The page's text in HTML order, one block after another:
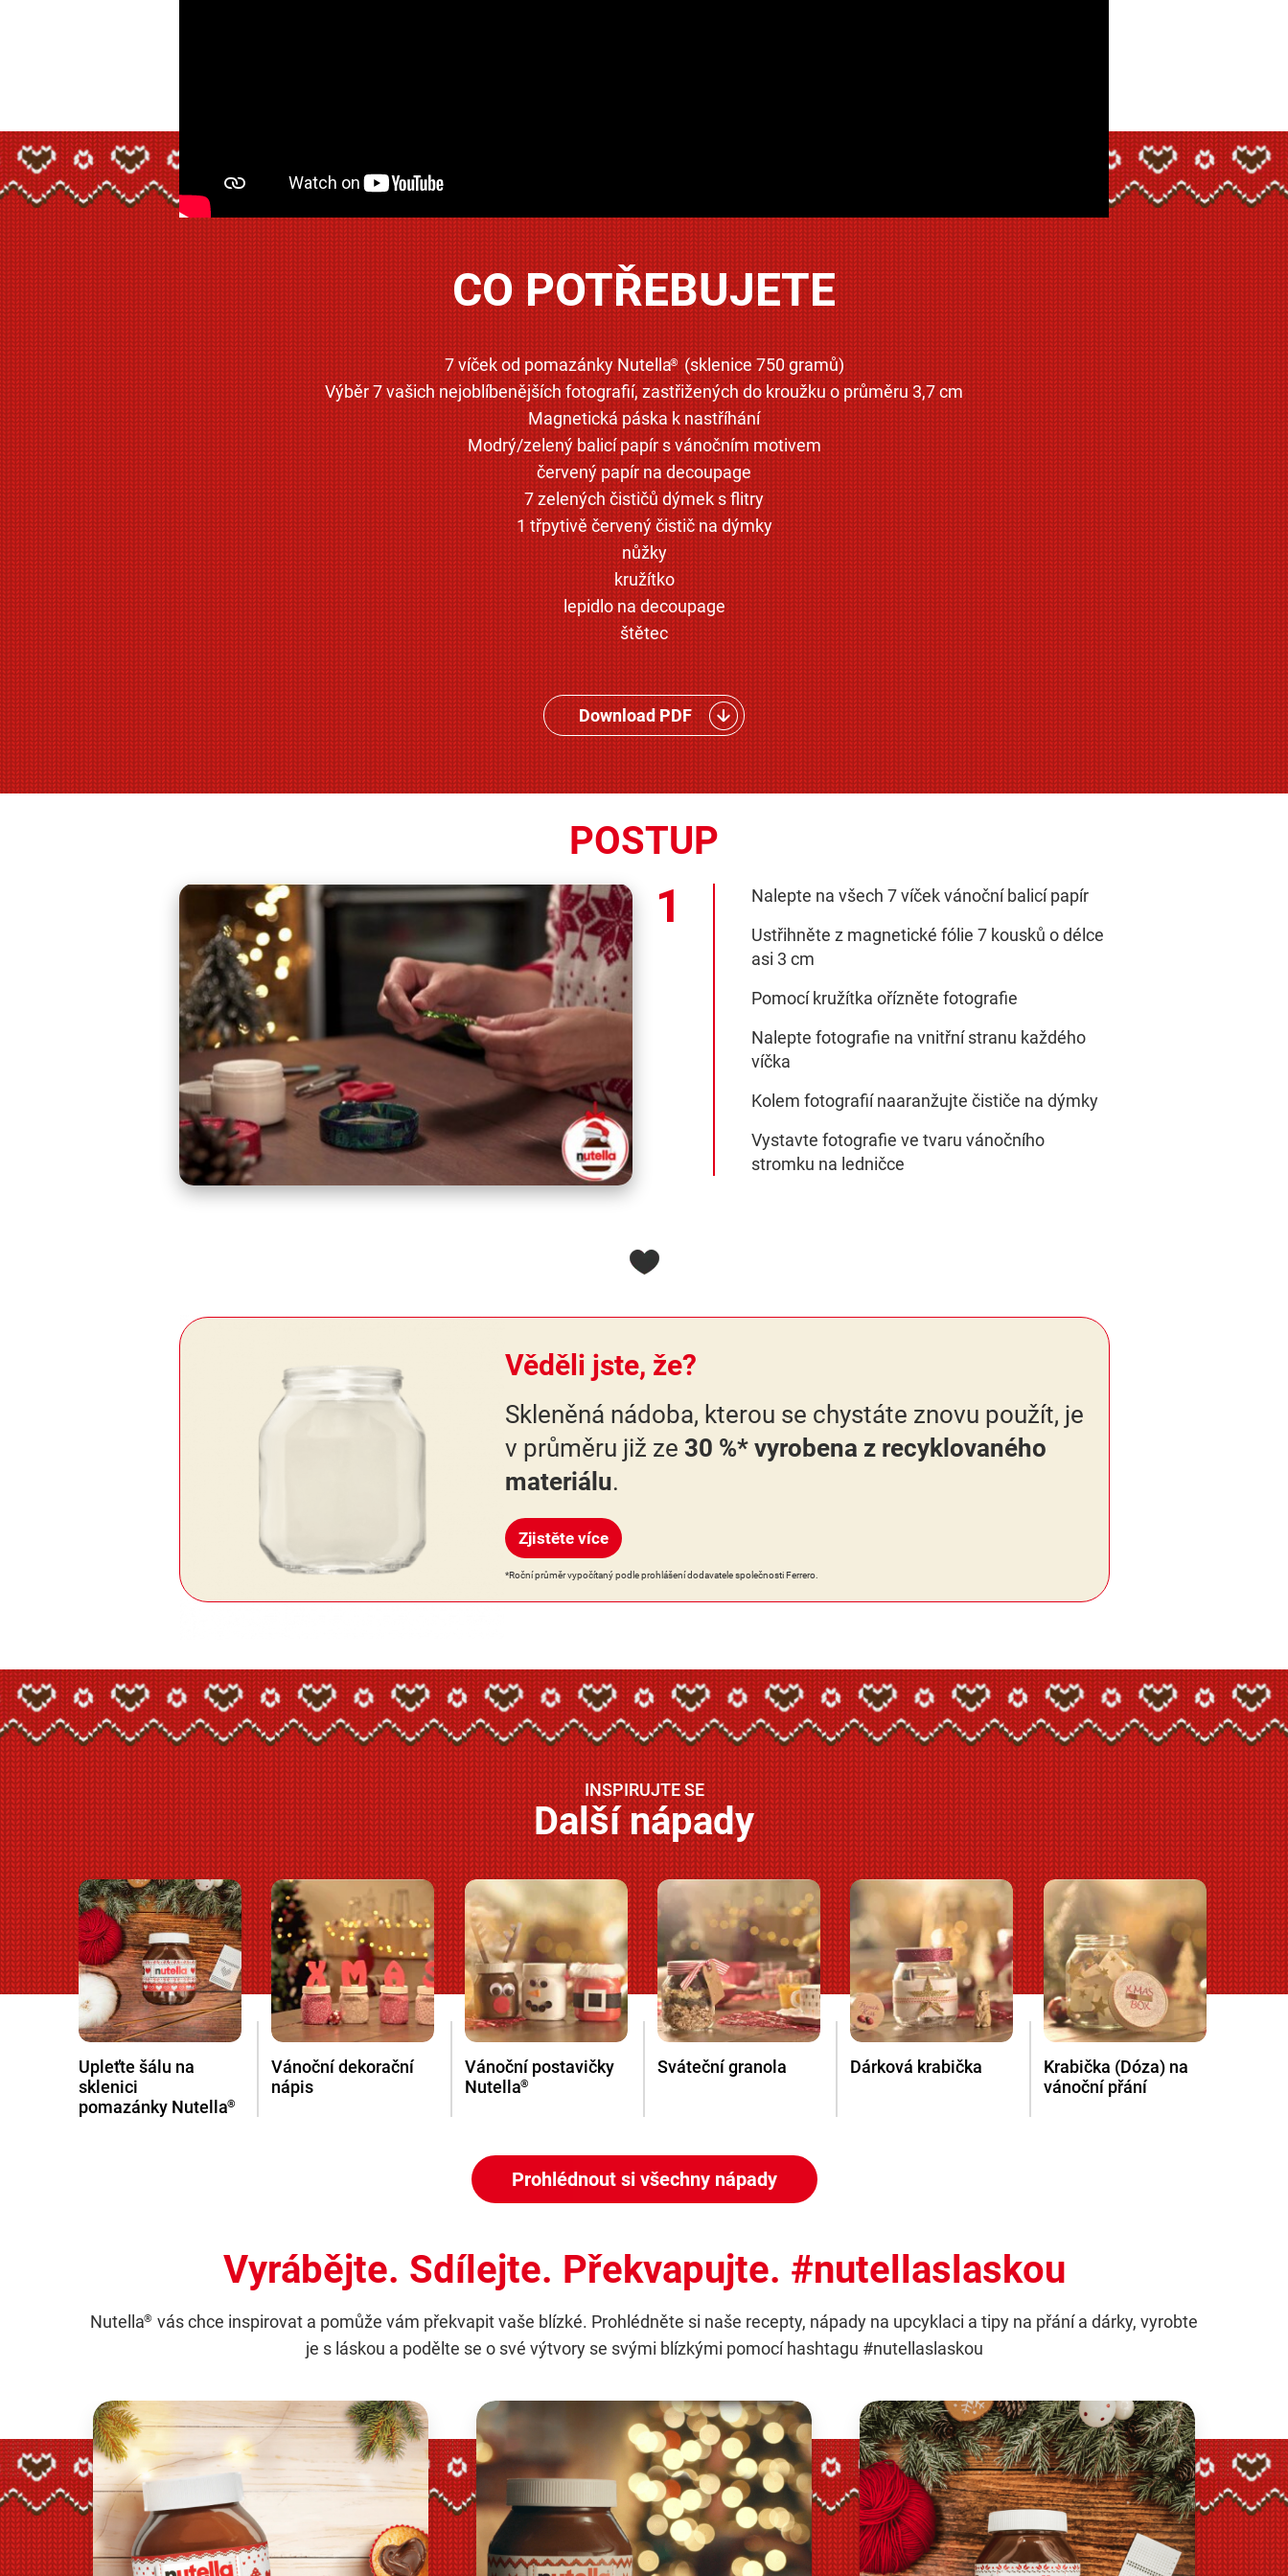
CO POTŘEBUJETE
7 víček od pomazánky Nutella®(sklenice 750 gramů)
Výběr 7 vašich nejoblíbenějších fotografií, zastřižených do kroužku o průměru 3,7 cm
Magnetická páska k nastříhání
Modrý/zelený balicí papír s vánočním motivem
červený papír na decoupage
7 zelených čističů dýmek s flitry
1 třpytivě červený čistič na dýmky
nůžky
kružítko
lepidlo na decoupage
štětec
Download PDF
POSTUP
Nalepte na všech 7 víček vánoční balicí papír
Ustřihněte z magnetické fólie 7 kousků o délce
asi 3 cm
Pomocí kružítka ořízněte fotografie
Nalepte fotografie na vnitřní stranu každého
víčka
Kolem fotografií naaranžujte čističe na dýmky
Vystavte fotografie ve tvaru vánočního
stromku na ledničce
Věděli jste, že?
Skleněná nádoba, kterou se chystáte znovu použít, je
v průměru již ze 30 %* vyrobena z recyklovaného
materiálu.
Zjistěte více
*Roční průměr vypočítaný podle prohlášení dodavatele společnosti Ferrero.
INSPIRUJTE SE
Další nápady
Upleťte šálu na
sklenici
pomazánky Nutella®
Vánoční dekorační
nápis
Vánoční postavičky
Nutella®
Sváteční granola Dárková krabička
Krabička (Dóza) na
vánoční přání
Prohlédnout si všechny nápady
Vyrábějte. Sdílejte. Překvapujte. #nutellaslaskou
Nutella® vás chce inspirovat a pomůže vám překvapit vaše blízké. Prohlédněte si naše recepty, nápady na upcyklaci a tipy na přání a dárky, vyrobte
je s láskou a podělte se o své výtvory se svými blízkými pomocí hashtagu #nutellaslaskou